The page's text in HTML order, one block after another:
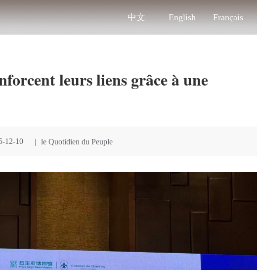
中文 English Français
leurs liens grâce à une
12-10 | le Quotidien du Peuple